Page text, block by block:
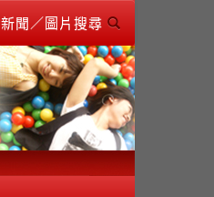
新聞／圖片搜尋